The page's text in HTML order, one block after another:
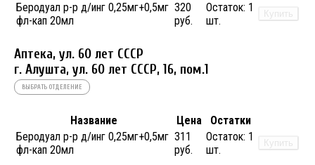
Беродуал р-р д/инг 0,25мг+0,5мг
фл-кап 20мл
320
руб.
Остаток: 1
шт.
Купить
Аптека, ул. 60 лет СССР
г. Алушта, ул. 60 лет СССР, 16, пом.1
ВЫБРАТЬ ОТДЕЛЕНИЕ
Название Цена
Остатки
Беродуал р-р д/инг 0,25мг+0,5мг
фл-кап 20мл
311
руб.
Остаток: 1
шт.
Купить